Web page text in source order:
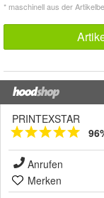
* maschinell aus der
PRINTEXSTAR
Anrufen
Merken